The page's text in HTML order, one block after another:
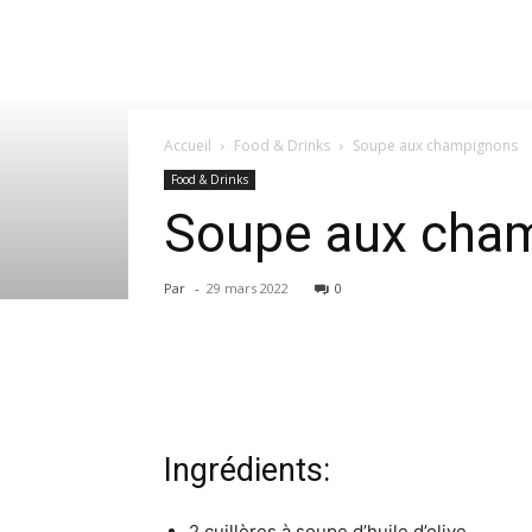
Accueil Food & Drinks Soupe aux champignons
Food & Drinks
Soupe aux
Par - 29 mars 2022 0
Ingrédients: